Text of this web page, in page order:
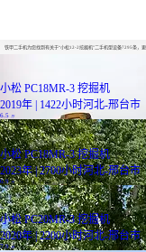
铁甲二手机为您找到有关于“小松12-2挖掘机”二手机型设备7295条，
小松 PC18MR-3 挖掘机
2019年 | 1422小时河北-邢台市
6.5 万
小松 PC18MR-3 挖掘机
2023年 | 2700小时河北-邢台市
6.9万
小松 PC20MR-3 挖掘机
2020年 | 2200小时河北-邢台市
7.9万